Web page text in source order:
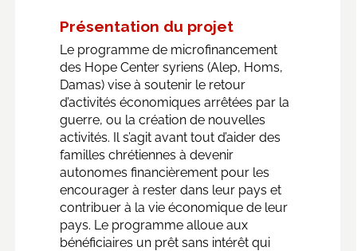
Présentation du projet
Le programme de microfinancement
des Hope Center syriens (Alep, Homs,
Damas) vise à soutenir le retour
d’activités économiques arrêtées par la
guerre, ou la création de nouvelles
activités. Il s’agit avant tout d’aider des
familles chrétiennes à devenir
autonomes financièrement pour les
encourager à rester dans leur pays et
contribuer à la vie économique de leur
pays. Le programme alloue aux
bénéficiaires un prêt sans intérêt qui